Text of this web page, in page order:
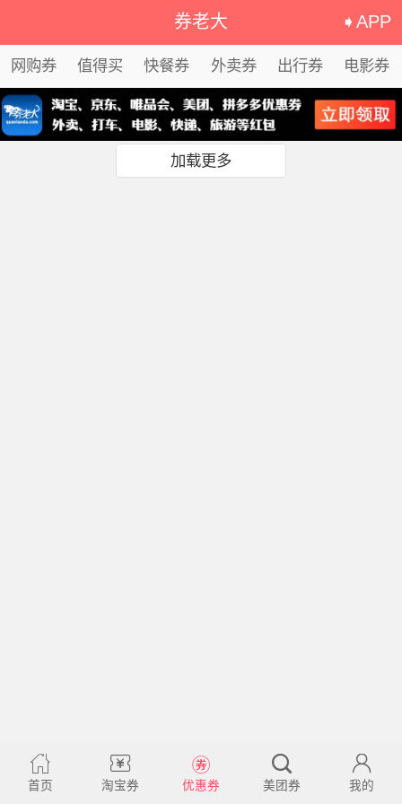
券老大 ➧APP
网购券 值得买 快餐券 外卖券 出行券 电影券
加载更多
首页 淘宝券 优惠券 美团券 我的